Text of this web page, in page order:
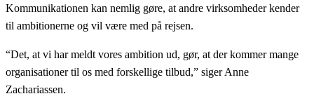
Kommunikationen kan nemlig gøre, at andre virksomheder kender
til ambitionerne og vil være med på rejsen.
“Det, at vi har meldt vores ambition ud, gør, at der kommer mange
organisationer til os med forskellige tilbud,” siger Anne
Zachariassen.